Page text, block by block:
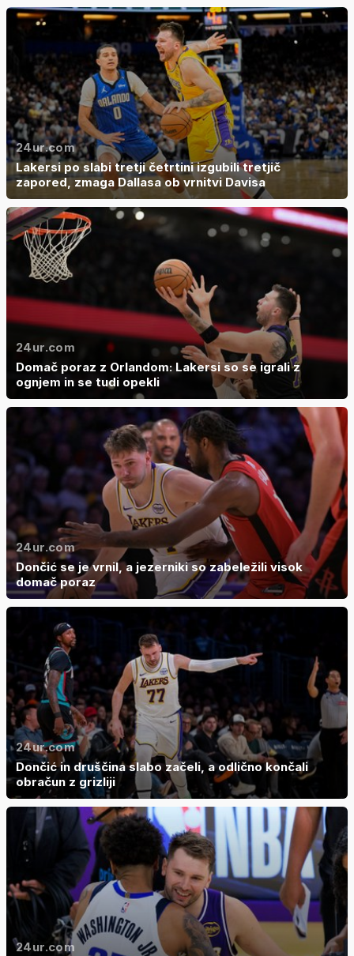
24ur.com
Lakersi po slabi tretji četrtini izgubili tretjič
zapored, zmaga Dallasa ob vrnitvi Davisa
24ur.com
Domač poraz z Orlandom: Lakersi so se igrali z
ognjem in se tudi opekli
24ur.com
Dončić se je vrnil, a jezerniki so zabeležili visok
domač poraz
24ur.com
Dončić in druščina slabo začeli, a odlično končali
obračun z grizliji
24ur.com